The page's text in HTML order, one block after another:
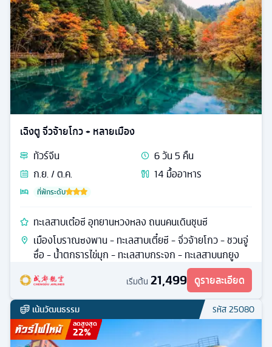
เฉิงตู จิ่วจ้ายโกว + หลายเมือง
ทัวร์จีน 6วัน5 คืน
ก.ย. / ต.ค.
14 มื้ออาหาร
ที่พักระดับ
ทะเลสาบเต๋อซี อุทยานหวงหลง ถนนคนเดินชุนซี
เมืองโบราณซงพาน - ทะเลสาบเตี๋ยซี - จิ่วจ้ายโกว - ชวนจู่
ซื่อ - น้ำตกธารไข่มุก - ทะเลสาบกระจก - ทะเลสาบนกยูง
เริ่มต้น 21,499 ดูรายละเอียด
เน้นวัฒนธรรม รหัส25080
ลดสูงสุด
22%